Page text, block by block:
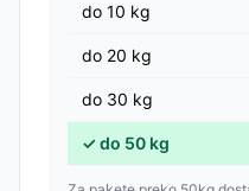
do 10 kg
do 20 kg
do 30 kg
✓do 50 kg